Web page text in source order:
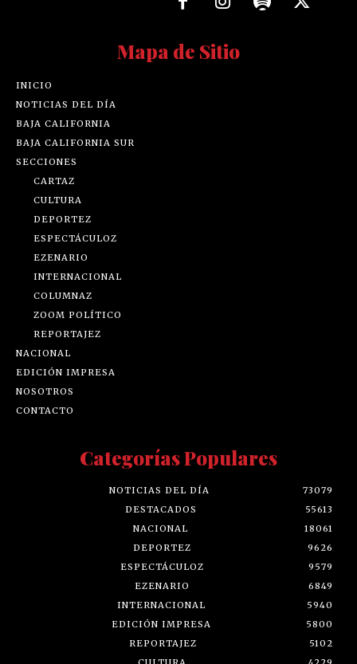
Mapa de Sitio
INICIO
NOTICIAS DEL DÍA
BAJA CALIFORNIA
BAJA CALIFORNIA SUR
SECCIONES
CARTAZ
CULTURA
DEPORTEZ
ESPECTÁCULOZ
EZENARIO
INTERNACIONAL
COLUMNAZ
ZOOM POLÍTICO
REPORTAJEZ
NACIONAL
EDICIÓN IMPRESA
NOSOTROS
CONTACTO
Categorías Populares
NOTICIAS DEL DÍA
73079
DESTACADOS
55613
NACIONAL
18061
DEPORTEZ
9626
ESPECTÁCULOZ
9579
EZENARIO
6849
INTERNACIONAL
5940
EDICIÓN IMPRESA
5800
REPORTAJEZ
5102